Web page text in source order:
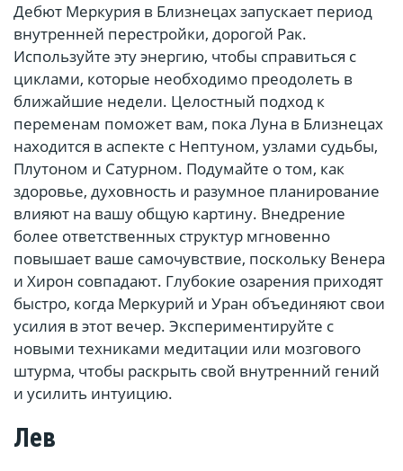
Дебют Меркурия в Близнецах запускает период
внутренней перестройки, дорогой Рак.
Используйте эту энергию, чтобы справиться с
циклами, которые необходимо преодолеть в
ближайшие недели. Целостный подход к
переменам поможет вам, пока Луна в Близнецах
находится в аспекте с Нептуном, узлами судьбы,
Плутоном и Сатурном. Подумайте о том, как
здоровье, духовность и разумное планирование
влияют на вашу общую картину. Внедрение
более ответственных структур мгновенно
повышает ваше самочувствие, поскольку Венера
и Хирон совпадают. Глубокие озарения приходят
быстро, когда Меркурий и Уран объединяют свои
усилия в этот вечер. Экспериментируйте с
новыми техниками медитации или мозгового
штурма, чтобы раскрыть свой внутренний гений
и усилить интуицию.
Лев